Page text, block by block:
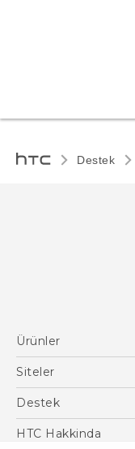
Destek
Ürünler
Akıllı Telefonlar
VIVE
Siteler
HTC Dev
Destek
Destek Merkezi
HTC Hakkinda